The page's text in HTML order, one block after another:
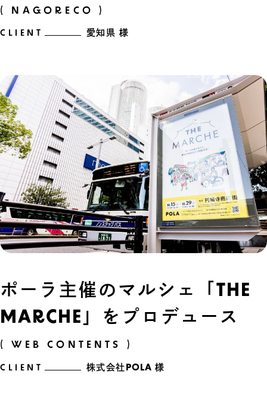
( NAGORECO )
CLIENT 愛知県 様
ポーラ主催のマルシェ「THE
MARCHE」をプロデュース
( WEB CONTENTS )
CLIENT 株式会社POLA 様